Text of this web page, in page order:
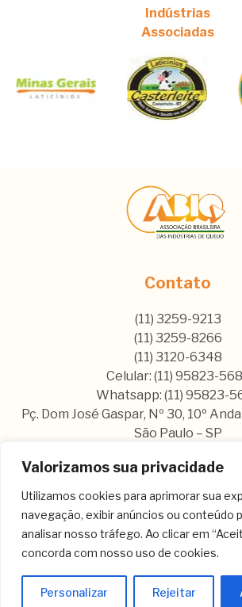
Valorizamos sua privacidade
Utilizamos cookies para aprimorar sua
navegação, exibir anúncios ou conteúdo
analisar nosso tráfego. Ao clicar em
concorda com nosso uso de cookies.
Personalizar Rejeitar
Indústrias
Associadas
Contato
(11) 3259-9213
(11) 3259-8266
(11) 3120-6348
Celular: (11) 95823-
Whatsapp: (11) 95823-
Pç. Dom José Gaspar, Nº 30, 10º
São Paulo – SP